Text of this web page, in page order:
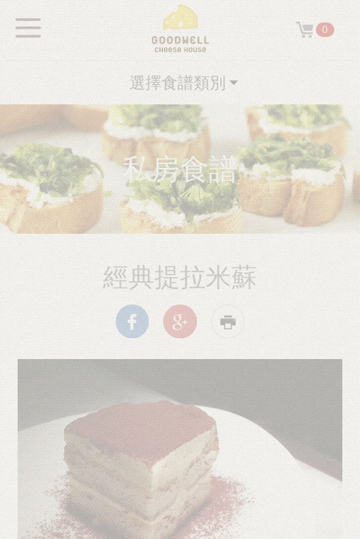
0
私房食譜
選擇食譜類別
經典提拉米蘇